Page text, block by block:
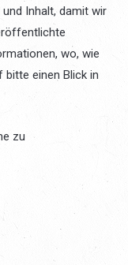
Inhalt, damit wir
wo, wie
bitte einen Blick in
zu